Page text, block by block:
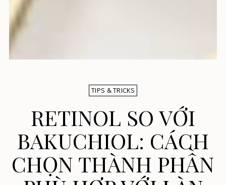
TIPS & TRICKS
RETINOL SO VỚI
BAKUCHIOL: CÁCH
CHỌN THÀNH PHẦN